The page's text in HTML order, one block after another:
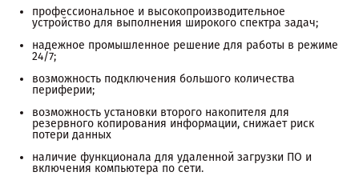
профессиональное и высокопроизводительное
устройство для выполнения широкого спектра задач;
надежное промышленное решение для работы в режиме
24/7;
возможность подключения большого количества
периферии;
возможность установки второго накопителя для
резервного копирования информации, снижает риск
потери данных
наличие функционала для удаленной загрузки ПО и
включения компьютера по сети.